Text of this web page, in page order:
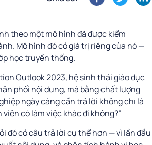
theo một mô hình đã được kiểm
Mô hình đó có giá trị riêng của nó —
học truyền thống.
Outlook 2023, hệ sinh thái giáo dục
phối nội dung, mà bằng chất lượng
ngày càng cần trả lời không chỉ là
viên có làm việc khác đi không?”
đó có câu trả lời cụ thể hơn — vì lần đầu